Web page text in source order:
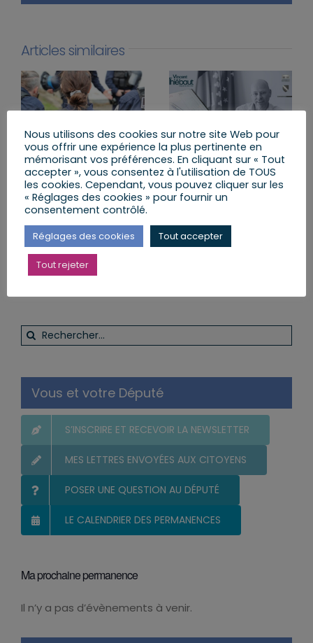
Articles similaires
Sécuriser l’usage des
armes pour mieux
protéger ceux qui nous
protègent
lundi, 13 Juil 2026
Agenda du lundi 13
juillet au dimanche 19
lundi, 13 Juil 2026
Rechercher:
Vous et votre Député
S’INSCRIRE ET RECEVOIR LA NEWSLETTER
MES LETTRES ENVOYÉES AUX CITOYENS
POSER UNE QUESTION AU DÉPUTÉ
LE CALENDRIER DES PERMANENCES
Ma prochaine permanence
Notice
Il n’y a pas d’évènements à venir.
Nous utilisons des cookies sur notre site Web pour
vous offrir une expérience la plus pertinente en
mémorisant vos préférences. En cliquant sur « Tout
accepter », vous consentez à l'utilisation de TOUS
les cookies. Cependant, vous pouvez cliquer sur les
« Réglages des cookies » pour fournir un
consentement contrôlé.
Réglages des cookies Tout accepter
Tout rejeter